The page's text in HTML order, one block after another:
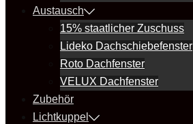
Austausch
15% staatlicher Zuschuss
Lideko Dachschiebefenster
Roto Dachfenster
VELUX Dachfenster
Zubehör
Lichtkuppel